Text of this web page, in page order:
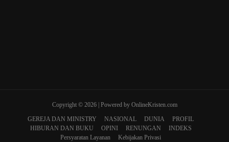
Copyright © 2026 | Powered by OnlineKristen.com
GEREJA DAN MINISTRY
NASIONAL DUNIA
PROFIL
HIBURAN DAN BUKU
OPINI RENUNGAN
INDEKS
Persyaratan Layanan
Kebijakan Privasi